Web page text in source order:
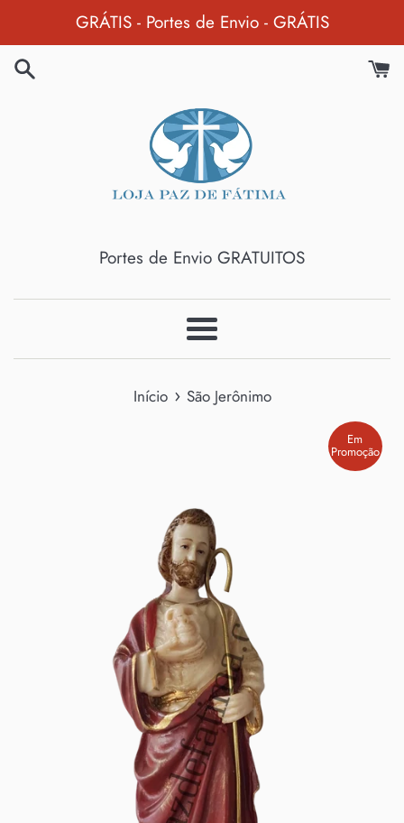
para
GRÁTIS - Portes de Envio - GRÁTIS
Portes de Envio GRATUITOS
Menu
Início › São Jerônimo
Em
Promoção